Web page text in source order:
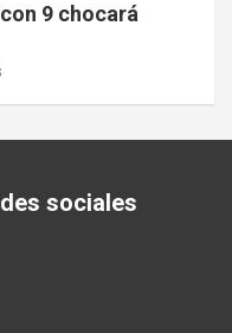
9 chocará
sociales